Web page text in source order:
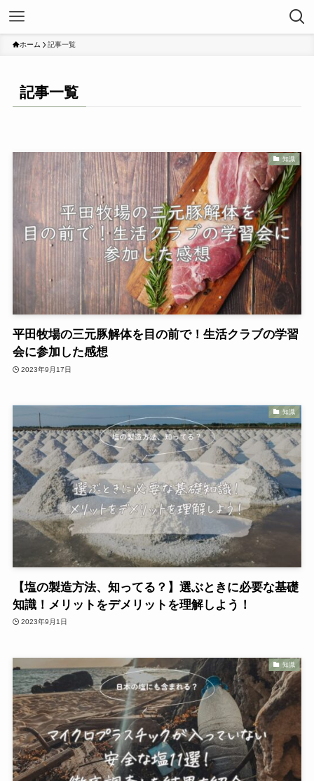
ホーム 記事一覧
記事一覧
知識
平田牧場の三元豚解体を目の前で！生活クラブの学習
会に参加した感想
2023年9月17日
知識
【塩の製造方法、知ってる？】選ぶときに必要な基礎
知識！メリットをデメリットを理解しよう！
2023年9月1日
知識